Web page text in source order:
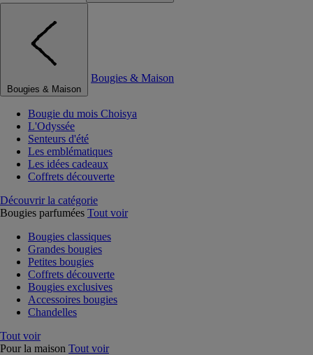
Bougies & Maison
Bougies & Maison
Bougie du mois Choisya
L'Odyssée
Senteurs d'été
Les emblématiques
Les idées cadeaux
Coffrets découverte
Découvrir la catégorie
Bougies parfumées Tout voir
Bougies classiques
Grandes bougies
Petites bougies
Coffrets découverte
Bougies exclusives
Accessoires bougies
Chandelles
Tout voir
Pour la maison Tout voir